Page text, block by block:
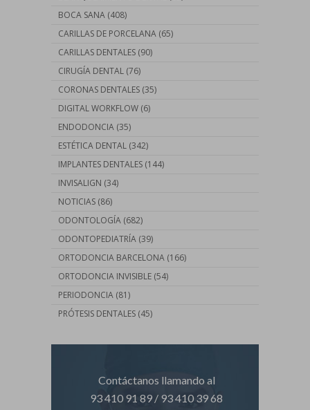
BOCA SANA (408)
CARILLAS DE PORCELANA (65)
CARILLAS DENTALES (90)
CIRUGÍA DENTAL (76)
CORONAS DENTALES (35)
DIGITAL WORKFLOW (6)
ENDODONCIA (35)
ESTÉTICA DENTAL (342)
IMPLANTES DENTALES (144)
INVISALIGN (34)
NOTICIAS (86)
ODONTOLOGÍA (682)
ODONTOPEDIATRÍA (39)
ORTODONCIA BARCELONA (166)
ORTODONCIA INVISIBLE (54)
PERIODONCIA (81)
PRÓTESIS DENTALES (45)
Contáctanos llamando al
93 410 91 89 / 93 410 39 68